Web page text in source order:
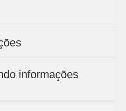
informações